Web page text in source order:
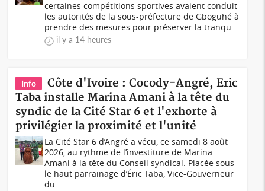
certaines compétitions sportives avaient conduit
les autorités de la sous-préfecture de Gboguhé à
prendre des mesures pour préserver la tranqu...
il y a 14 heures
Info
Côte d'Ivoire : Cocody-Angré, Eric
Taba installe Marina Amani à la tête du
syndic de la Cité Star 6 et l'exhorte à
privilégier la proximité et l'unité
La Cité Star 6 d’Angré a vécu, ce samedi 8 août
2026, au rythme de l’investiture de Marina
Amani à la tête du Conseil syndical. Placée sous
le haut parrainage d’Éric Taba, Vice-Gouverneur
du...